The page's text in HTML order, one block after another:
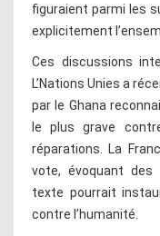
figuraient parmi les
explicitement
Ces discussions
L’Nations Unies a
par le Ghana
le plus grave
réparations. La
vote, évoquant des
texte pourrait
contre l’humanité.